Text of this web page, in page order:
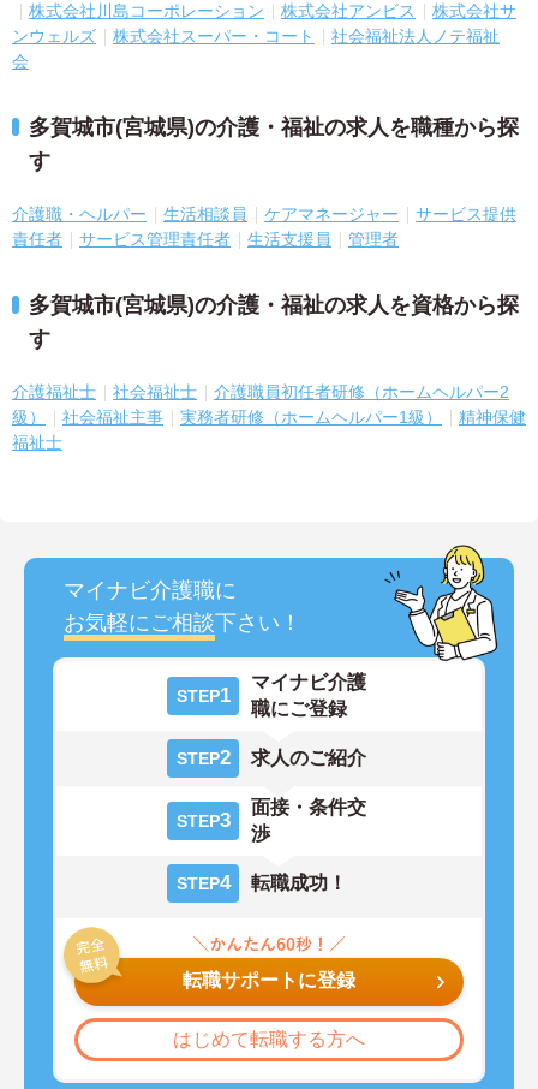
株式会社川島コーポレーション
株式会社アンビス
株式会社サ
ンウェルズ
株式会社スーパー・コート
社会福祉法人ノテ福祉
会
多賀城市(宮城県)の介護・福祉の求人を職種から探
す
介護職・ヘルパー 生活相談員 ケアマネージャー
サービス提供
責任者
サービス管理責任者 生活支援員 管理者
多賀城市(宮城県)の介護・福祉の求人を資格から探
す
介護福祉士 社会福祉士
介護職員初任者研修（ホームヘルパー2
級）
社会福祉主事 実務者研修（ホームヘルパー1級）
精神保健
福祉士
マイナビ介護職に
お気軽にご相談下さい！
STEP1
マイナビ介護
職にご登録
STEP2 求人のご紹介
STEP3
面接・条件交
渉
STEP4 転職成功！
転職サポートに登録
はじめて転職する方へ